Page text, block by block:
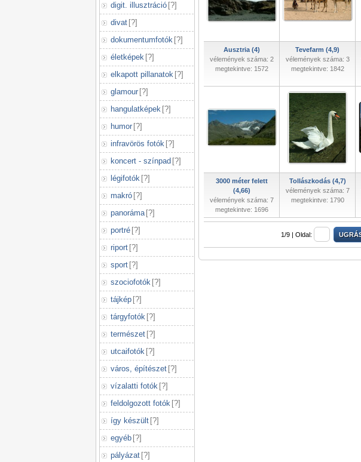
digit. illusztráció [?]
divat [?]
dokumentumfotók [?]
életképek [?]
elkapott pillanatok [?]
glamour [?]
hangulatképek [?]
humor [?]
infravörös fotók [?]
koncert - színpad [?]
légifotók [?]
makró [?]
panoráma [?]
portré [?]
riport [?]
sport [?]
szociofotók [?]
tájkép [?]
tárgyfotók [?]
természet [?]
utcaifotók [?]
város, építészet [?]
vízalatti fotók [?]
feldolgozott fotók [?]
így készült [?]
egyéb [?]
pályázat [?]
Ausztria (4)
vélemények száma: 2
megtekintve: 1572
Tevefarm (4,9)
vélemények száma: 3
megtekintve: 1842
3000 méter felett
(4,66)
vélemények száma: 7
megtekintve: 1696
Tollászkodás (4,7)
vélemények száma: 7
megtekintve: 1790
1/9 | Oldal: